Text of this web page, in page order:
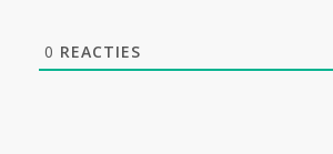
0 REACTIES